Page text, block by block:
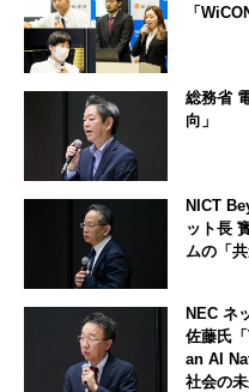
「
総務省
向」
NICT
ット長
ムの「共
NEC ネ
佐藤氏
an AI
社会の未